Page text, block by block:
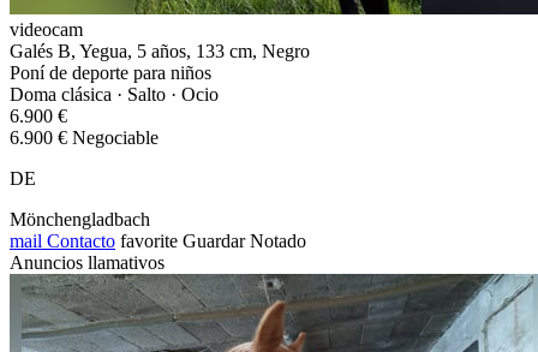
videocam
Galés B, Yegua, 5 años, 133 cm, Negro
Poní de deporte para niños
Doma clásica · Salto · Ocio
6.900 €
6.900 € Negociable
DE
Mönchengladbach
mail Contacto favorite Guardar Notado
Anuncios llamativos